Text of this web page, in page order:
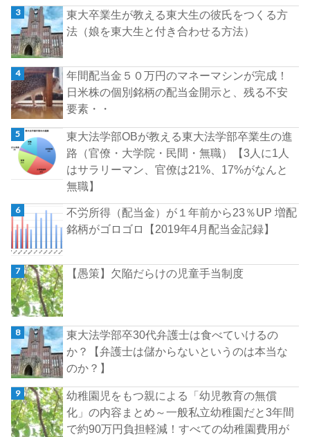
東大卒業生が教える東大生の彼氏をつくる方
法（娘を東大生と付き合わせる方法）
年間配当金５０万円のマネーマシンが完成！
日米株の個別銘柄の配当金開示と、残る不安
要素・・
東大法学部OBが教える東大法学部卒業生の進
路（官僚・大学院・民間・無職）【3人に1人
はサラリーマン、官僚は21%、17%がなんと
無職】
不労所得（配当金）が１年前から23％UP 増配
銘柄がゴロゴロ【2019年4月配当金記録】
【愚策】欠陥だらけの児童手当制度
東大法学部卒30代弁護士は食べていけるの
か？【弁護士は儲からないというのは本当な
のか？】
幼稚園児をもつ親による「幼児教育の無償
化」の内容まとめ～一般私立幼稚園だと3年間
で約90万円負担軽減！すべての幼稚園費用が